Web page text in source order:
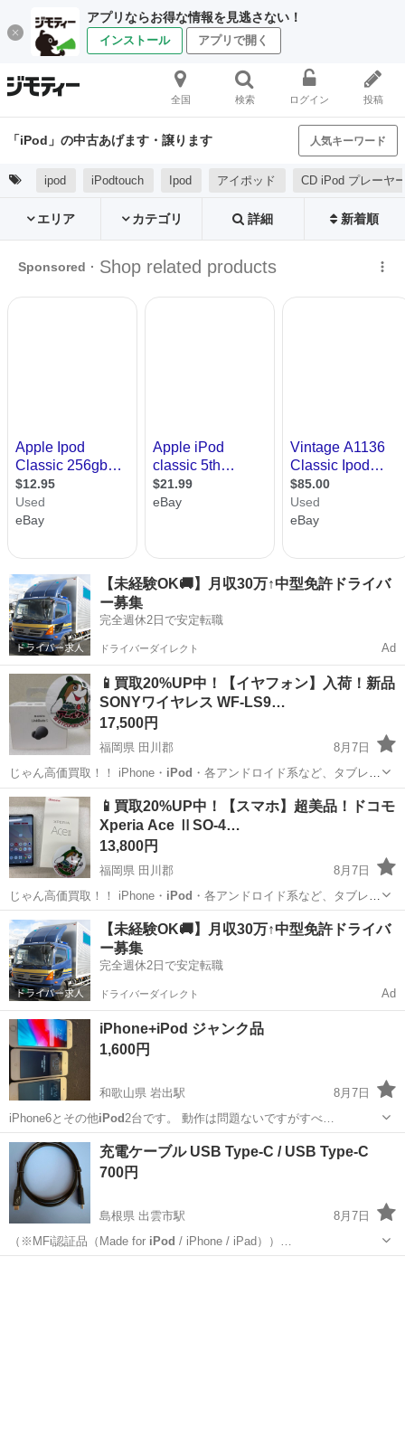
アプリならお得な情報を見逃さない！
インストール アプリで開く
全国 検索 ログイン 投稿
「iPod」の中古あげます・譲ります 人気キーワード
ipod iPodtouch Ipod アイポッド CD iPod プレーヤ
エリア カテゴリ 詳細 新着順
【未経験OK🚚】月収30万↑中型免許ドライバ
ー募集
完全週休2日で安定転職
ドライバーダイレクト Ad
📱買取20%UP中！【イヤフォン】入荷！新品
SONYワイヤレス WF-LS9…
17,500円
福岡県 田川郡
8月7日
じゃん高価買取！！ iPhone・ iPod ・各アンドロイド系など、タブレッ
ト類…
福岡 田川郡 携帯アクセサリー
📱買取20%UP中！【スマホ】超美品！ドコモ
Xperia Ace ⅡSO-4…
13,800円
福岡県 田川郡
8月7日
じゃん高価買取！！ iPhone・ iPod ・各アンドロイド系など、タブレッ
ト類…
福岡 田川郡 ドコモ 買取
【未経験OK🚚】月収30万↑中型免許ドライバ
ー募集
完全週休2日で安定転職
ドライバーダイレクト Ad
iPhone+iPod ジャンク品
1,600円
和歌山県 岩出駅
8月7日
iPhone6とその他iPod2台です。 動作は問題ないですがすべ…
和歌山 岩出市 岩出駅
充電ケーブル USB Type-C / USB Type-C
700円
島根県 出雲市駅
8月7日
（※MFi認証品（Made for iPod / iPhone / iPad））…